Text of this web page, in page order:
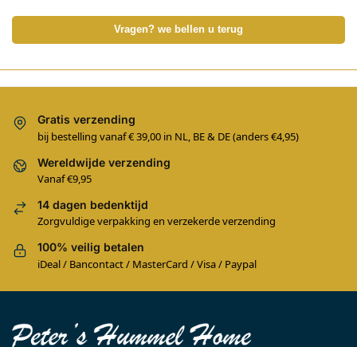
Vragen? we bellen u terug
Gratis verzending
bij bestelling vanaf € 39,00 in NL, BE & DE (anders €4,95)
Wereldwijde verzending
Vanaf €9,95
14 dagen bedenktijd
Zorgvuldige verpakking en verzekerde verzending
100% veilig betalen
iDeal / Bancontact / MasterCard / Visa / Paypal